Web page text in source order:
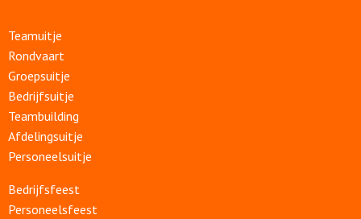
Teamuitje
Rondvaart
Groepsuitje
Bedrijfsuitje
Teambuilding
Afdelingsuitje
Personeelsuitje
Bedrijfsfeest
Personeelsfeest